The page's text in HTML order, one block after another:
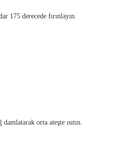
175 derecede fırınlayın.
orta ateşte ısıtın.